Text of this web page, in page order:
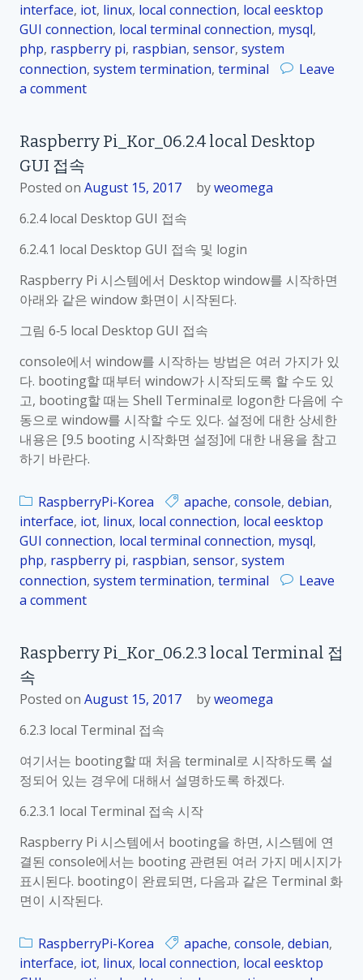
2
t
e
r
a
에
서
시
템
종
료
interface, iot, linux, local connection, local eesktop
GUI connection, local terminal connection, mysql,
php, raspberry pi, raspbian, sensor, system
connection, system termination, terminal
Leave
a comment
a
p
e
r
y
P
K
o
r
_
0
6
3
.
1
종
료
법
Raspberry Pi_Kor_06.2.4 local Desktop
GUI 접속
Posted on August 15, 2017 byweomega
6.2.4 local Desktop GUI 접속
6.2.4.1 local Desktop GUI 접속 및 login
Raspberry Pi 시스템에서 Desktop window를 시작하면
아래와 같은 window 화면이 시작된다.
그림 6‑5 local Desktop GUI 접속
console에서 window를 시작하는 방법은 여러 가지가 있
다. booting할 때부터 window가 시작되도록 할 수도 있
고, booting할 때는 Shell Terminal로 logon한 다음에 수
동으로 window를 시작할 수도 있다. 설정에 대한 상세한
내용은 [9.5 booting 시작화면 설정]에 대한 내용을 참고
하기 바란다.
RaspberryPi-Korea apache, console, debian,
interface, iot, linux, local connection, local eesktop
GUI connection, local terminal connection, mysql,
php, raspberry pi, raspbian, sensor, system
connection, system termination, terminal
Leave
a comment
a
p
e
r
P
i
_
o
0
6
Raspberry Pi_Kor_06.2.3 local Terminal 접
속
Posted on August 15, 2017 byweomega
6.2.3 local Terminal 접속
여기서는 booting할 때 처음 terminal로 시작하도록 설
정되어 있는 경우에 대해서 설명하도록 하겠다.
6.2.3.1 local Terminal 접속 시작
Raspberry Pi 시스템에서 booting을 하면, 시스템에 연
결된 console에서는 booting 관련된 여러 가지 메시지가
표시된다. booting이 완료되면, 다음과 같은 Terminal 화
면이 시작된다.
RaspberryPi-Korea apache, console, debian,
interface, iot, linux, local connection, local eesktop